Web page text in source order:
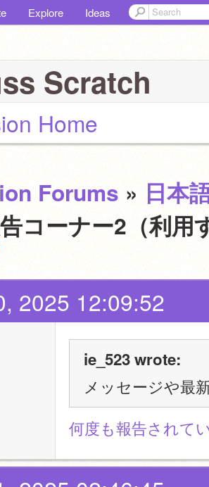
Explore Ideas
Scratch
Home
Forums » 日本
コーナー2（利用
2025 12:09:52
ie_523 wrote:
メッセージや最
何度も報告されて